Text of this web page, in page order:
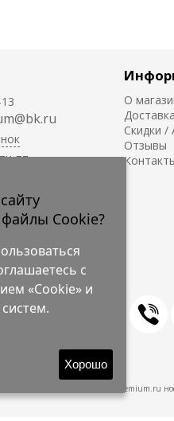
пт
О
Скидки /
Отзывы
Premium
Shaik-Premium.ru
Cookie?
с
«Cookie» и
Хорошо